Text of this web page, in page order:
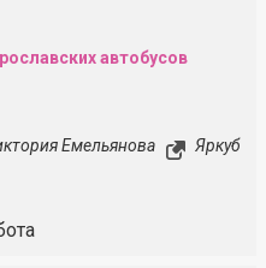
автобусов
Емельянова Яркуб